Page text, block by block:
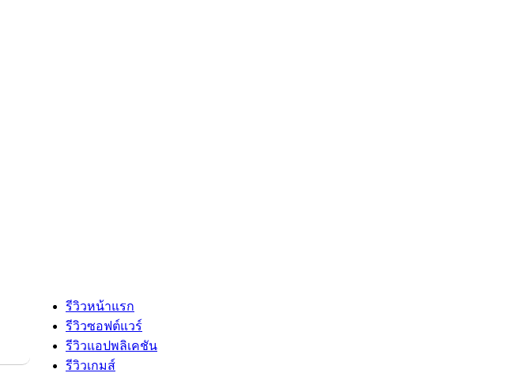
รีวิวหน้าแรก
รีวิวซอฟต์แวร์
รีวิวแอปพลิเคชัน
รีวิวเกมส์